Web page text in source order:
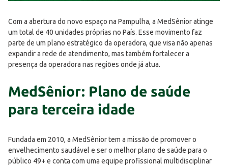
Com a abertura do novo espaço na Pampulha, a MedSênior atinge
um total de 40 unidades próprias no País. Esse movimento faz
parte de um plano estratégico da operadora, que visa não apenas
expandir a rede de atendimento, mas também fortalecer a
presença da operadora nas regiões onde já atua.
MedSênior: Plano de saúde
para terceira idade
Fundada em 2010, a MedSênior tem a missão de promover o
envelhecimento saudável e ser o melhor plano de saúde para o
público 49+ e conta com uma equipe profissional multidisciplinar